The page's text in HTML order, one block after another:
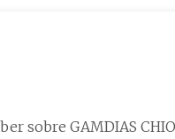
sobre GAMDIAS